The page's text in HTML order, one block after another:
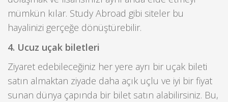
mümkün kılar. Study Abroad gibi siteler bu
hayalinizi gerçeğe dönüştürebilir.
4. Ucuz uçak biletleri
Ziyaret edebileceğiniz her yere ayrı bir uçak bileti
satın almaktan ziyade daha açık uçlu ve iyi bir fiyat
sunan dünya çapında bir bilet satın alabilirsiniz. Bu,